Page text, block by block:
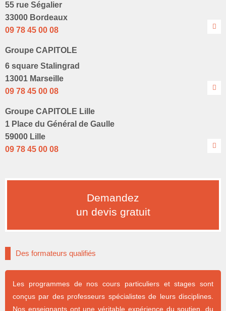
55 rue Ségalier
33000 Bordeaux
09 78 45 00 08
Groupe CAPITOLE
6 square Stalingrad
13001 Marseille
09 78 45 00 08
Groupe CAPITOLE Lille
1 Place du Général de Gaulle
59000 Lille
09 78 45 00 08
Demandez
un devis gratuit
Des formateurs qualifiés
Les programmes de nos cours particuliers et stages sont
conçus par des professeurs spécialistes de leurs disciplines.
Nos enseignants ont une véritable expérience du soutien, du